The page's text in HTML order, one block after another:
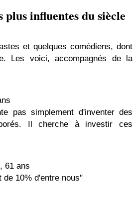
plus influentes du siècle
et quelques comédiens, dont
Les voici, accompagnés de la
pas simplement d'inventer des
Il cherche à investir ces
, 61 ans
10% d'entre nous"